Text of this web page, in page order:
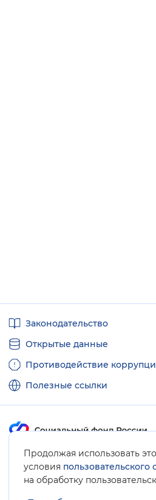
Продолжая использовать
условия пользовательского
на обработку
ссылкиЗаконодательство
Открытые данные
Противодействие
Полезные ссылки
Карта сайта